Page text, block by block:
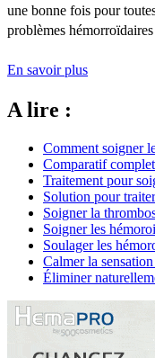
une bonne fois pour
problèmes
En savoir plus
A lire :
Comment soigner
Comparatif
Traitement pour
Solution pour
Soigner la
Soigner les
Soulager les
Calmer la
Éliminer